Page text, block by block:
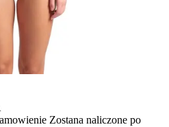
Zostana naliczone po